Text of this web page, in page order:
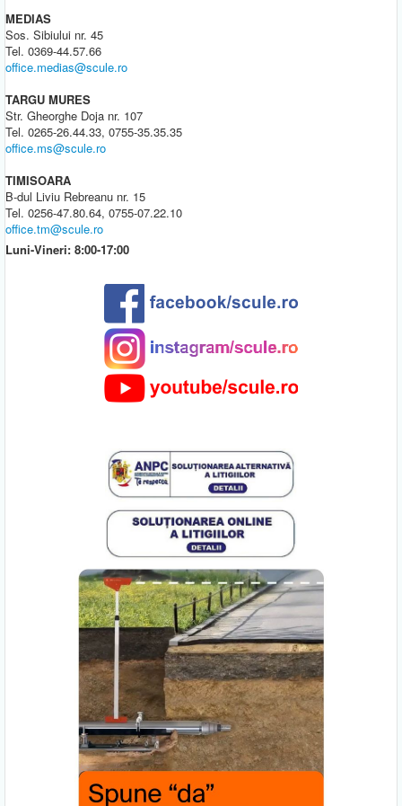
MEDIAS
Sos. Sibiului nr. 45
Tel. 0369-44.57.66
office.medias@scule.ro
TARGU MURES
Str. Gheorghe Doja nr. 107
Tel. 0265-26.44.33, 0755-35.35.35
office.ms@scule.ro
TIMISOARA
B-dul Liviu Rebreanu nr. 15
Tel. 0256-47.80.64, 0755-07.22.10
office.tm@scule.ro
Luni-Vineri: 8:00-17:00